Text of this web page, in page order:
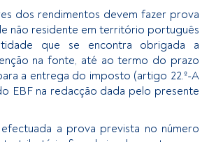
rendimentos devem fazer prova
não residente em território português
que se encontra obrigada a
na fonte, até ao termo do prazo
a entrega do imposto (artigo 22.º-A
EBF na redacção dada pelo presente
a prova prevista no número